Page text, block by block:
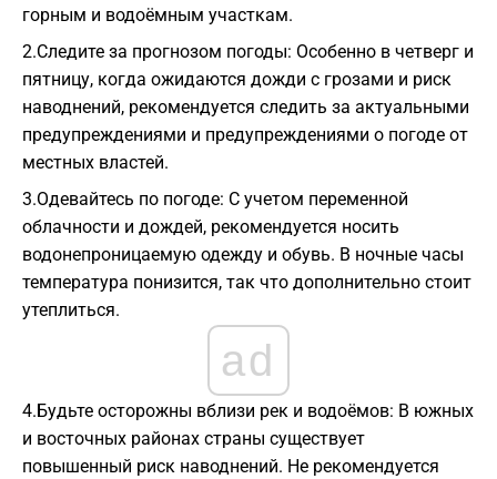
горным и водоёмным участкам.
2.Следите за прогнозом погоды: Особенно в четверг и
пятницу, когда ожидаются дожди с грозами и риск
наводнений, рекомендуется следить за актуальными
предупреждениями и предупреждениями о погоде от
местных властей.
3.Одевайтесь по погоде: С учетом переменной
облачности и дождей, рекомендуется носить
водонепроницаемую одежду и обувь. В ночные часы
температура понизится, так что дополнительно стоит
утеплиться.
ad
4.Будьте осторожны вблизи рек и водоёмов: В южных
и восточных районах страны существует
повышенный риск наводнений. Не рекомендуется